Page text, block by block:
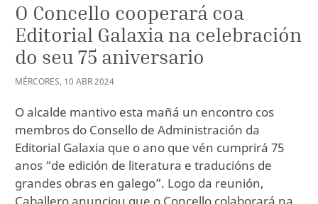
O Concello cooperará coa
Editorial Galaxia na celebración
do seu 75 aniversario
MÉRCORES, 10 ABR2024
O alcalde mantivo esta mañá un encontro cos
membros do Consello de Administración da
Editorial Galaxia que o ano que vén cumprirá 75
anos “de edición de literatura e traducións de
grandes obras en galego”. Logo da reunión,
Caballero anunciou que o Concello colaborará na